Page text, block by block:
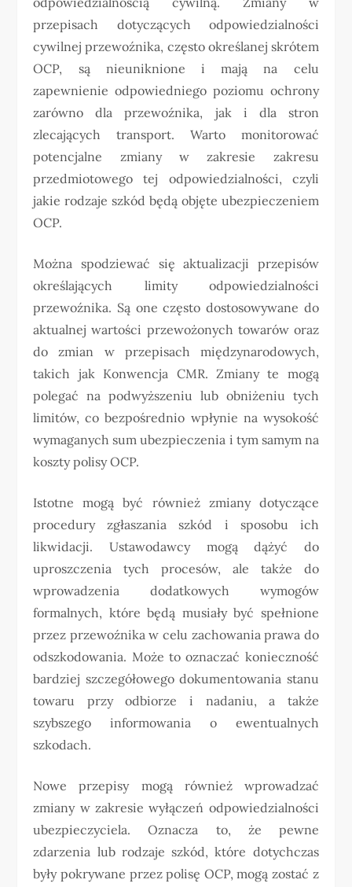
przepisach dotyczących odpowiedzialności
cywilnej przewoźnika, często określanej skrótem
OCP, są nieuniknione i mają na celu
zapewnienie odpowiedniego poziomu ochrony
zarówno dla przewoźnika, jak i dla stron
zlecających transport. Warto monitorować
potencjalne zmiany w zakresie zakresu
przedmiotowego tej odpowiedzialności, czyli
jakie rodzaje szkód będą objęte ubezpieczeniem
OCP.
Można spodziewać się aktualizacji przepisów
określających limity odpowiedzialności
przewoźnika. Są one często dostosowywane do
aktualnej wartości przewożonych towarów oraz
do zmian w przepisach międzynarodowych,
takich jak Konwencja CMR. Zmiany te mogą
polegać na podwyższeniu lub obniżeniu tych
limitów, co bezpośrednio wpłynie na wysokość
wymaganych sum ubezpieczenia i tym samym na
koszty polisy OCP.
Istotne mogą być również zmiany dotyczące
procedury zgłaszania szkód i sposobu ich
likwidacji. Ustawodawcy mogą dążyć do
uproszczenia tych procesów, ale także do
wprowadzenia dodatkowych wymogów
formalnych, które będą musiały być spełnione
przez przewoźnika w celu zachowania prawa do
odszkodowania. Może to oznaczać konieczność
bardziej szczegółowego dokumentowania stanu
towaru przy odbiorze i nadaniu, a także
szybszego informowania o ewentualnych
szkodach.
Nowe przepisy mogą również wprowadzać
zmiany w zakresie wyłączeń odpowiedzialności
ubezpieczyciela. Oznacza to, że pewne
zdarzenia lub rodzaje szkód, które dotychczas
były pokrywane przez polisę OCP, mogą zostać z